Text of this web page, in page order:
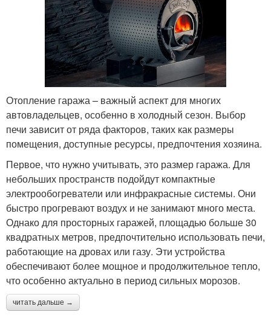
Отопление гаража – важный аспект для многих
автовладельцев, особенно в холодный сезон. Выбор
печи зависит от ряда факторов, таких как размеры
помещения, доступные ресурсы, предпочтения хозяина.
Первое, что нужно учитывать, это размер гаража. Для
небольших пространств подойдут компактные
электрообогреватели или инфракрасные системы. Они
быстро прогревают воздух и не занимают много места.
Однако для просторных гаражей, площадью больше 30
квадратных метров, предпочтительно использовать печи,
работающие на дровах или газу. Эти устройства
обеспечивают более мощное и продолжительное тепло,
что особенно актуально в период сильных морозов.
читать дальше →